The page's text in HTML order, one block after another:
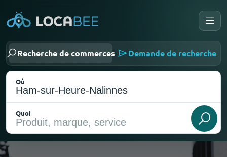
Recherche de commerces Demande de recherche
Où
Quoi